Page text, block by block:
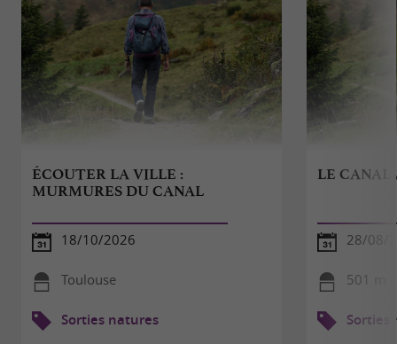
ÉCOUTER LA VILLE :
MURMURES DU CANAL
18/10/2026
Toulouse
Sorties natures
LE CANAL
28/08/
501 m -
Sorties